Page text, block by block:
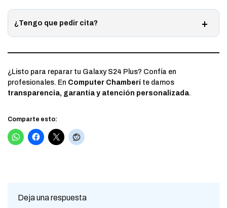
¿Tengo que pedir cita?
¿Listo para reparar tu Galaxy S24 Plus? Confía en
profesionales. En Computer Chamberí te damos
transparencia, garantía y atención personalizada.
Comparte esto:
Deja una respuesta